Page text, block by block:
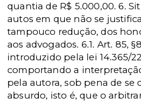
quantia de R$ 5.000,00. 6.
autos em que não se
tampouco redução, dos
aos advogados. 6.1. Art. 85,
introduzido pela lei 14.365/
comportando a
pela autora, sob pena de se
absurdo, isto é, que o